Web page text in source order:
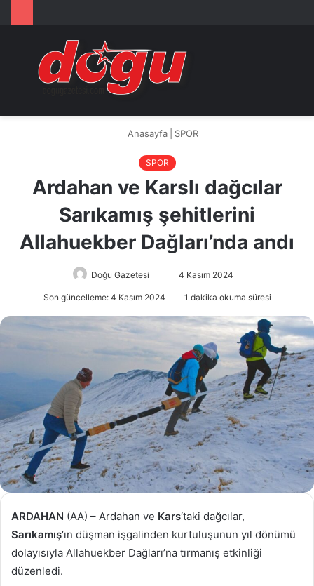
Arama
...
Anasayfa SPOR
SPOR
Ardahan ve Karslı dağcılar
Sarıkamış şehitlerini
Allahuekber Dağları’nda andı
Doğu Gazetesi
e-
göndermek
4 Kasım 2024
Son güncelleme: 4 Kasım 2024 1 dakika okuma süresi
ARDAHAN (AA) – Ardahan ve Kars‘taki dağcılar,
Sarıkamış‘ın düşman işgalinden kurtuluşunun yıl dönümü
dolayısıyla Allahuekber Dağları’na tırmanış etkinliği
düzenledi.